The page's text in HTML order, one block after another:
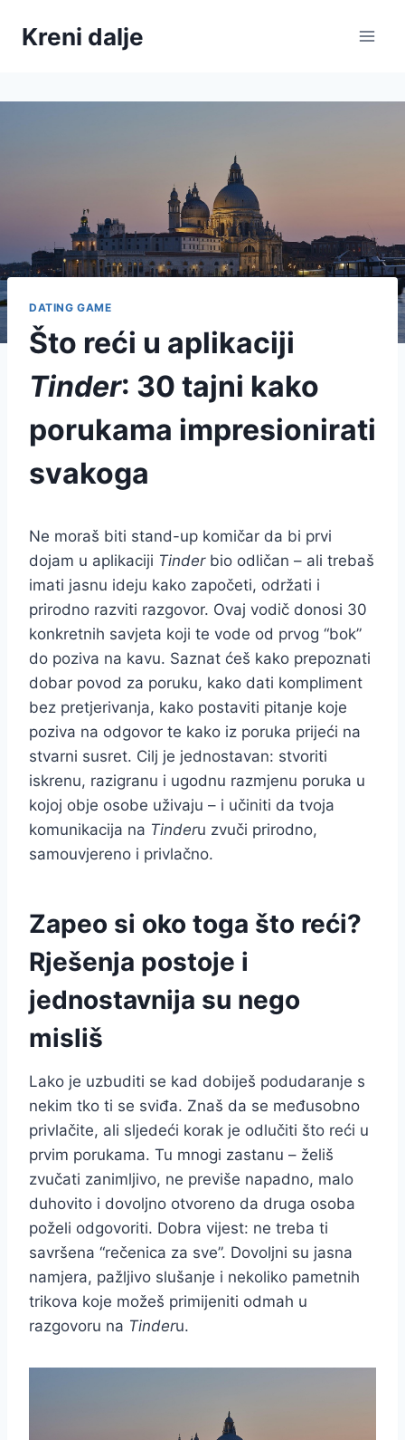
Kreni dalje
DATING GAME
Što reći u aplikaciji
Tinder: 30 tajni kako
porukama impresionirati
svakoga
Ne moraš biti stand-up komičar da bi prvi
dojam u aplikaciji Tinderbio odličan – ali trebaš
imati jasnu ideju kako započeti, održati i
prirodno razviti razgovor. Ovaj vodič donosi 30
konkretnih savjeta koji te vode od prvog “bok”
do poziva na kavu. Saznat ćeš kako prepoznati
dobar povod za poruku, kako dati kompliment
bez pretjerivanja, kako postaviti pitanje koje
poziva na odgovor te kako iz poruka prijeći na
stvarni susret. Cilj je jednostavan: stvoriti
iskrenu, razigranu i ugodnu razmjenu poruka u
kojoj obje osobe uživaju – i učiniti da tvoja
komunikacija na Tinderu zvuči prirodno,
samouvjereno i privlačno.
Zapeo si oko toga što reći?
Rješenja postoje i
jednostavnija su nego
misliš
Lako je uzbuditi se kad dobiješ podudaranje s
nekim tko ti se sviđa. Znaš da se međusobno
privlačite, ali sljedeći korak je odlučiti što reći u
prvim porukama. Tu mnogi zastanu – želiš
zvučati zanimljivo, ne previše napadno, malo
duhovito i dovoljno otvoreno da druga osoba
poželi odgovoriti. Dobra vijest: ne treba ti
savršena “rečenica za sve”. Dovoljni su jasna
namjera, pažljivo slušanje i nekoliko pametnih
trikova koje možeš primijeniti odmah u
razgovoru na Tinderu.